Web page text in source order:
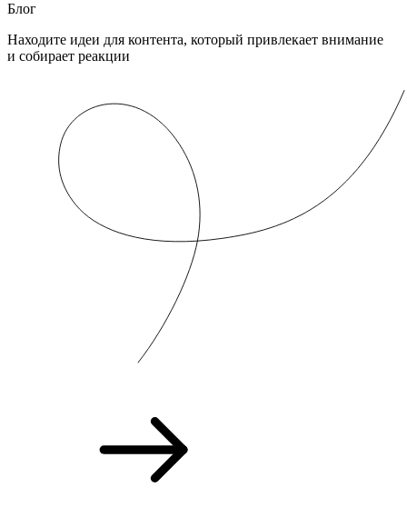
Блог
Находите идеи для контента, который привлекает внимание
и собирает реакции